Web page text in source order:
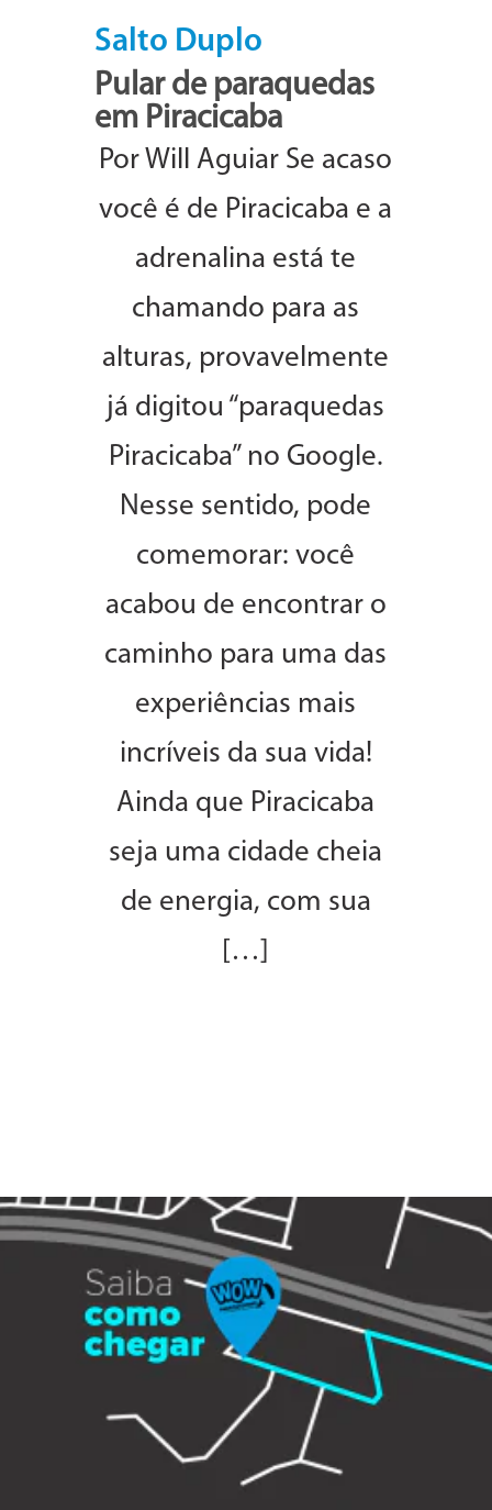
Salto Duplo
Pular de paraquedas
em Piracicaba
Por Will Aguiar Se acaso
você é de Piracicaba e a
adrenalina está te
chamando para as
alturas, provavelmente
já digitou “paraquedas
Piracicaba” no Google.
Nesse sentido, pode
comemorar: você
acabou de encontrar o
caminho para uma das
experiências mais
incríveis da sua vida!
Ainda que Piracicaba
seja uma cidade cheia
de energia, com sua
[…]